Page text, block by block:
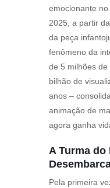
emocionante
2025, a partir
da peça
fenômeno da
de 5 milhões de
bilhão de
anos –
animação de
agora ganha
A Turma do
Pela primeira